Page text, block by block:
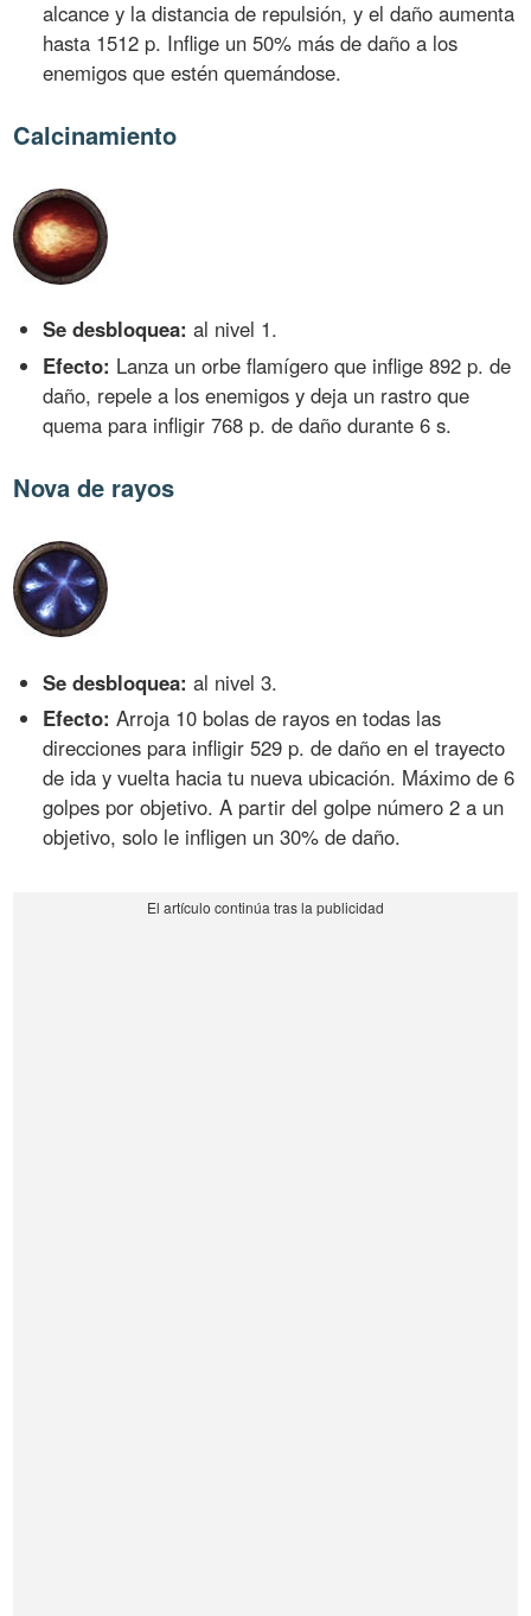
alcance y la distancia de repulsión, y el daño aumenta
hasta 1512 p. Inflige un 50% más de daño a los
enemigos que estén quemándose.
Calcinamiento
Se desbloquea: al nivel 1.
Efecto: Lanza un orbe flamígero que inflige 892 p. de
daño, repele a los enemigos y deja un rastro que
quema para infligir 768 p. de daño durante 6 s.
Nova de rayos
Se desbloquea: al nivel 3.
Efecto: Arroja 10 bolas de rayos en todas las
direcciones para infligir 529 p. de daño en el trayecto
de ida y vuelta hacia tu nueva ubicación. Máximo de 6
golpes por objetivo. A partir del golpe número 2 a un
objetivo, solo le infligen un 30% de daño.